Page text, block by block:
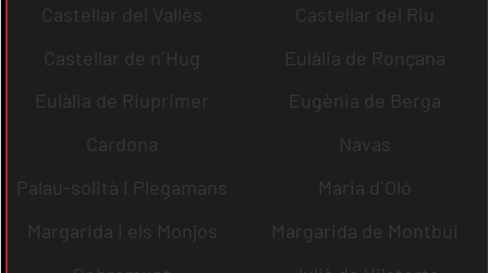
Castellar del Vallès
Castellar del Riu
Castellar de n´Hug
Eulàlia de Ronçana
Eulàlia de Riuprimer
Eugènia de Berga
Cardona
Navas
Palau-solità i Plegamans
Maria d´Oló
Margarida i els Monjos
Margarida de Montbui